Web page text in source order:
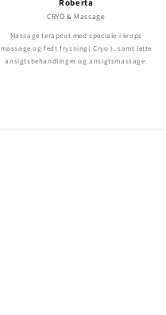
Roberta
CRYO & Massage
Massage terapeut med speciale i krops
massage og fedt frysning( Cryo ), samt lette
ansigtsbehandlinger og ansigtsmassage.